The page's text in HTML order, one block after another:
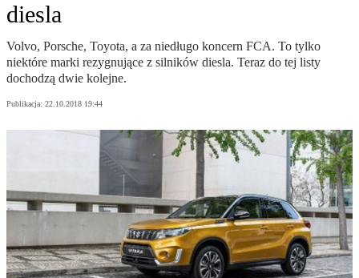
diesla
Volvo, Porsche, Toyota, a za niedługo koncern FCA. To tylko
niektóre marki rezygnujące z silników diesla. Teraz do tej listy
dochodzą dwie kolejne.
Publikacja: 22.10.2018 19:44